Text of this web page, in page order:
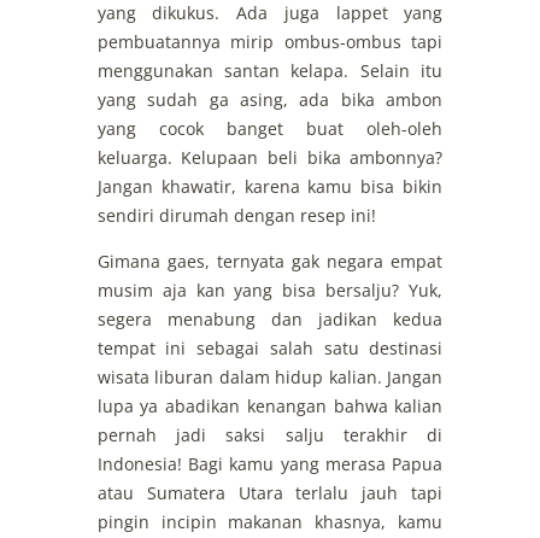
yang dikukus. Ada juga lappet yang
pembuatannya mirip ombus-ombus tapi
menggunakan santan kelapa. Selain itu
yang sudah ga asing, ada bika ambon
yang cocok banget buat oleh-oleh
keluarga. Kelupaan beli bika ambonnya?
Jangan khawatir, karena kamu bisa bikin
sendiri dirumah dengan resep ini!
Gimana gaes, ternyata gak negara empat
musim aja kan yang bisa bersalju? Yuk,
segera menabung dan jadikan kedua
tempat ini sebagai salah satu destinasi
wisata liburan dalam hidup kalian. Jangan
lupa ya abadikan kenangan bahwa kalian
pernah jadi saksi salju terakhir di
Indonesia! Bagi kamu yang merasa Papua
atau Sumatera Utara terlalu jauh tapi
pingin incipin makanan khasnya, kamu